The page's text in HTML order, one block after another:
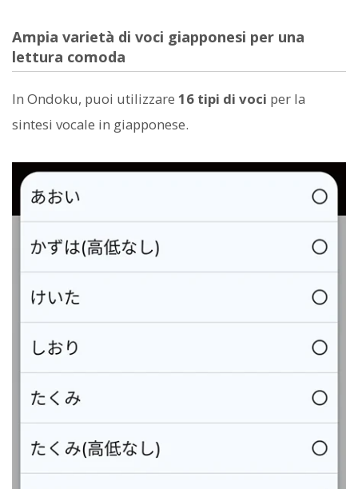
Ampia varietà di voci giapponesi per una
lettura comoda
In Ondoku, puoi utilizzare 16 tipi di voci per la
sintesi vocale in giapponese.